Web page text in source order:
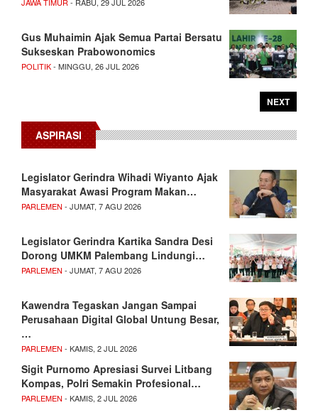
Gus Muhaimin Ajak Semua Partai Bersatu
Sukseskan Prabowonomics
POLITIK- MINGGU, 26 JUL 2026
NEXT
ASPIRASI
Legislator Gerindra Wihadi Wiyanto Ajak
Masyarakat Awasi Program Makan…
PARLEMEN - JUMAT, 7 AGU 2026
Legislator Gerindra Kartika Sandra Desi
Dorong UMKM Palembang Lindungi…
PARLEMEN - JUMAT, 7 AGU 2026
Kawendra Tegaskan Jangan Sampai
Perusahaan Digital Global Untung Besar,
…
PARLEMEN - KAMIS, 2 JUL 2026
Sigit Purnomo Apresiasi Survei Litbang
Kompas, Polri Semakin Profesional…
PARLEMEN - KAMIS, 2 JUL 2026